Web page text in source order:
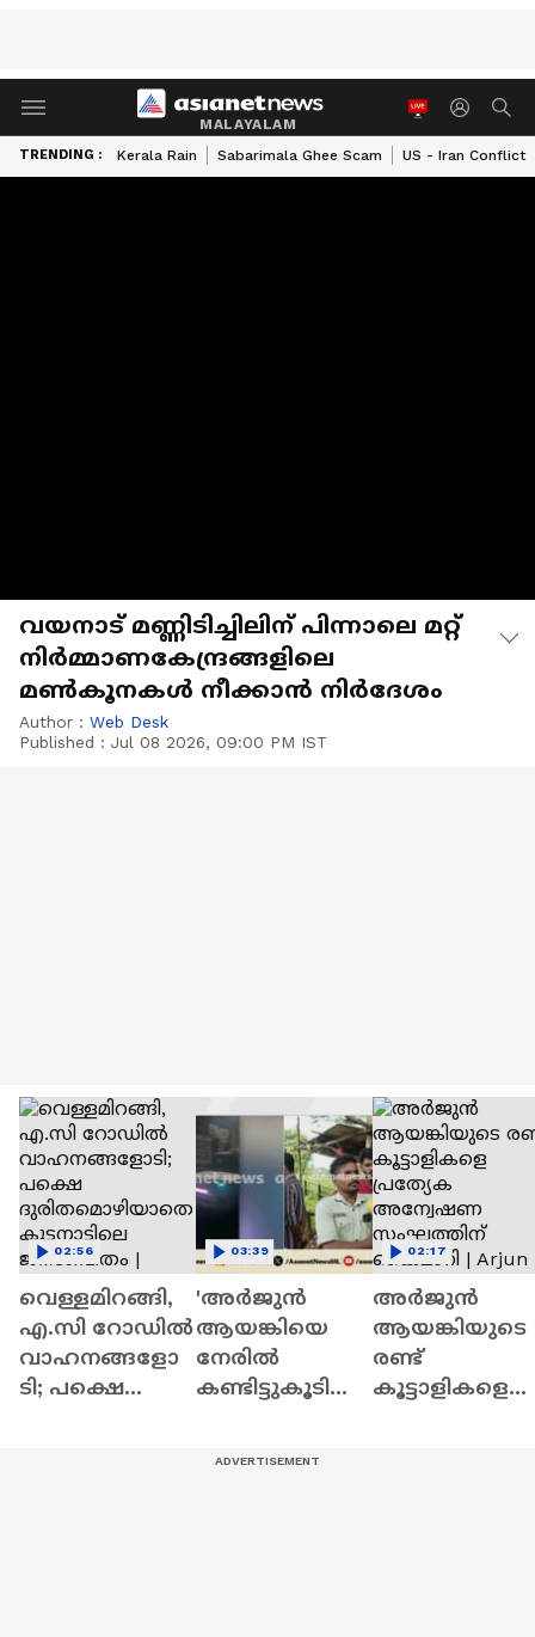
MALAYALAM
TRENDING : Kerala Rain Sabarimala Ghee Scam US - Iran Conflict
വയനാട് മണ്ണിടിച്ചിലിന് പിന്നാലെ മറ്റ്
നിർമ്മാണകേന്ദ്രങ്ങളിലെ
മൺകൂനകൾ നീക്കാൻ നിർദേശം
Author : Web Desk
Published : Jul 08 2026, 09:00 PM IST
വെള്ളമിറങ്ങി,
എ.സി റോഡിൽ
വാഹനങ്ങളോ
ടി; പക്ഷെ
02:56
'അർജുൻ
ആയങ്കിയെ
നേരിൽ
കണ്ടിട്ടുകൂടിയി
03:39
അർജുൻ
ആയങ്കിയുടെ
രണ്ട്
കൂട്ടാളികളെ
02:17